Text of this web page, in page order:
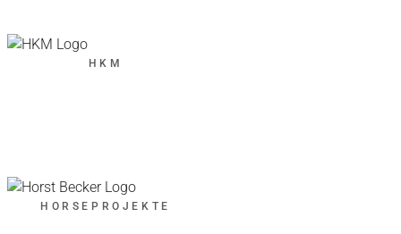
HKM
HORSEPROJEKTE